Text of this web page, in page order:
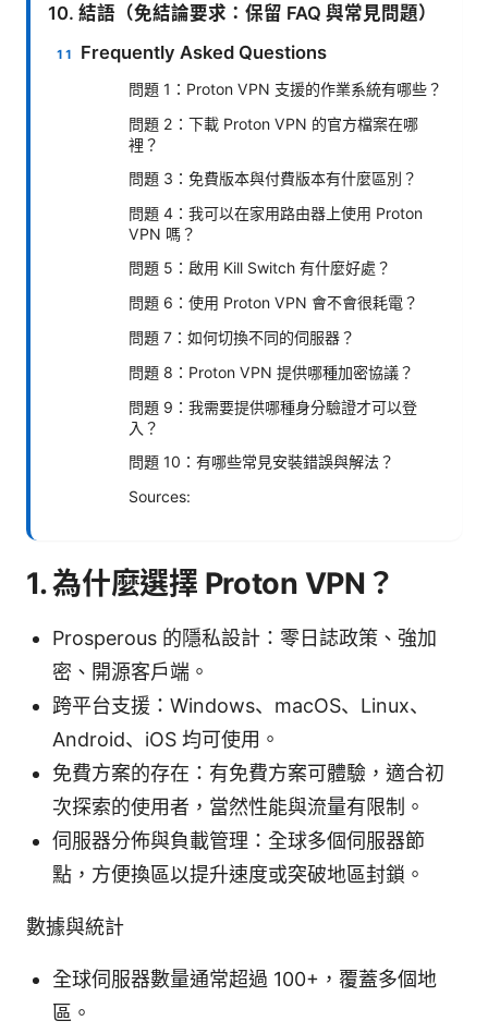
10. 結語（免結論要求：保留 FAQ 與常見問題）
Frequently Asked Questions
問題 1：Proton VPN 支援的作業系統有哪些？
問題 2：下載 Proton VPN 的官方檔案在哪
裡？
問題 3：免費版本與付費版本有什麼區別？
問題 4：我可以在家用路由器上使用 Proton
VPN 嗎？
問題 5：啟用 Kill Switch 有什麼好處？
問題 6：使用 Proton VPN 會不會很耗電？
問題 7：如何切換不同的伺服器？
問題 8：Proton VPN 提供哪種加密協議？
問題 9：我需要提供哪種身分驗證才可以登
入？
問題 10：有哪些常見安裝錯誤與解法？
Sources:
1. 為什麼選擇 Proton VPN？
Prosperous 的隱私設計：零日誌政策、強加
密、開源客戶端。
跨平台支援：Windows、macOS、Linux、
Android、iOS 均可使用。
免費方案的存在：有免費方案可體驗，適合初
次探索的使用者，當然性能與流量有限制。
伺服器分佈與負載管理：全球多個伺服器節
點，方便換區以提升速度或突破地區封鎖。
數據與統計
全球伺服器數量通常超過 100+，覆蓋多個地
區。